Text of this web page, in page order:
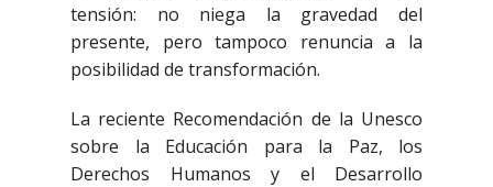
tensión: no niega la gravedad del
presente, pero tampoco renuncia a la
posibilidad de transformación.
La reciente Recomendación de la Unesco
sobre la Educación para la Paz, los
Derechos Humanos y el Desarrollo